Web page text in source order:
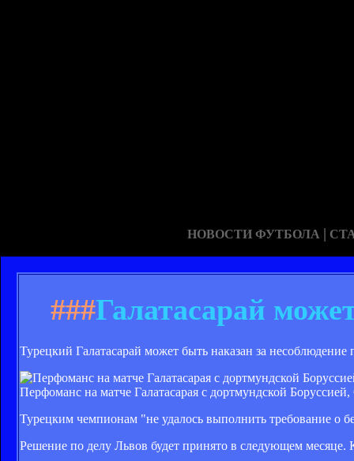
НОВОСТИ ФУТБОЛА |
###Галатасарай
Турецкий Галатасарай может быть наказан за
Перфоманс на матче Галатасарая с дортмундской Боруссией,
Турецким чемпионам "не удалось выполнить требование о
Решение по делу Львов будет принято в следующем